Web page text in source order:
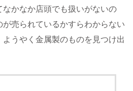
かなか店頭でも扱いがないの
売られているかすらわからない
うやく金属製のものを見つけ出